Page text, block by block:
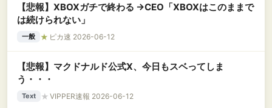
【悲報】XBOXガチで終わる →CEO「XBOXはこのままで
は続けられない」
一般 ★ ピカ速 2026-06-12
【悲報】マクドナルド公式X、今日もスベってしま
う・・・
Text ★ VIPPER速報 2026-06-12